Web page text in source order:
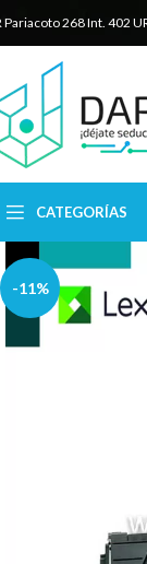
Pariacoto 268 Int. 402
CATEGORÍAS
-11%